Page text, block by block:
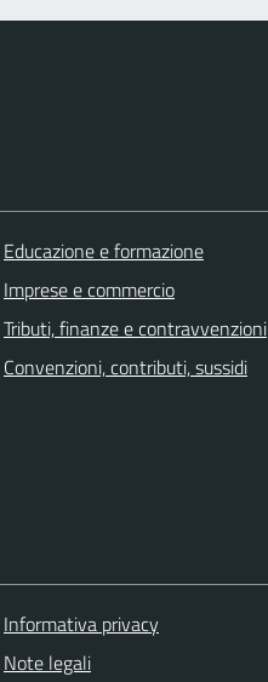
Educazione e formazione
Imprese e commercio
Tributi, finanze e contravvenzioni
Convenzioni, contributi, sussidi
Informativa privacy
Note legali